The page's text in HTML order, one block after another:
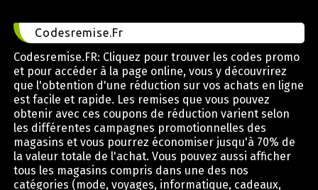
Codesremise.Fr
Codesremise.FR: Cliquez pour trouver les codes promo
et pour accéder à la page online, vous y découvrirez
que l'obtention d'une réduction sur vos achats en ligne
est facile et rapide. Les remises que vous pouvez
obtenir avec ces coupons de réduction varient selon
les différentes campagnes promotionnelles des
magasins et vous pourrez économiser jusqu'à 70% de
la valeur totale de l'achat. Vous pouvez aussi afficher
tous les magasins compris dans une des nos
catégories (mode, voyages, informatique, cadeaux,